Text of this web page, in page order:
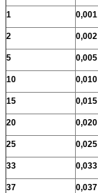
1 0,001
2 0,002
5 0,005
10 0,010
15 0,015
20 0,020
25 0,025
33 0,033
37 0,037